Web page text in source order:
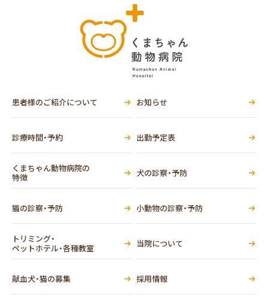
患者様のご紹介について お知らせ
診療時間・予約 出勤予定表
くまちゃん動物病院の
特徴
犬の診察・予防
猫の診察・予防 小動物の診察・予防
トリミング・
ペットホテル・各種教室
当院について
献血犬・猫の募集 採用情報